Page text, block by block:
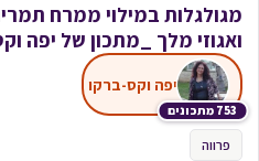
מגולגלות במילוי ממרח
ואגוזי מלך _מתכון של יפה
753 מתכונים
יפה וקס-ברקו
פרווה